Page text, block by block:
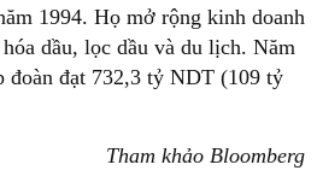
1994. Họ mở rộng kinh doanh
dầu, lọc dầu và du lịch. Năm
đoàn đạt 732,3 tỷ NDT (109 tỷ
Tham khảo Bloomberg